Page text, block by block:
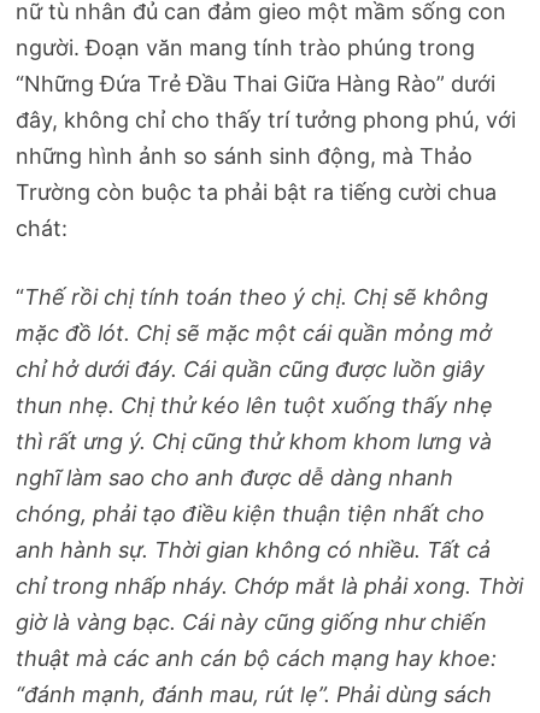
nữ tù nhân đủ can đảm gieo một mầm sống con
người. Đoạn văn mang tính trào phúng trong
“Những Đứa Trẻ Đầu Thai Giữa Hàng Rào” dưới
đây, không chỉ cho thấy trí tưởng phong phú, với
những hình ảnh so sánh sinh động, mà Thảo
Trường còn buộc ta phải bật ra tiếng cười chua
chát:
“Thế rồi chị tính toán theo ý chị. Chị sẽ không
mặc đồ lót. Chị sẽ mặc một cái quần mỏng mở
chỉ hở dưới đáy. Cái quần cũng được luồn giây
thun nhẹ. Chị thử kéo lên tuột xuống thấy nhẹ
thì rất ưng ý. Chị cũng thử khom khom lưng và
nghĩ làm sao cho anh được dễ dàng nhanh
chóng, phải tạo điều kiện thuận tiện nhất cho
anh hành sự. Thời gian không có nhiều. Tất cả
chỉ trong nhấp nháy. Chớp mắt là phải xong. Thời
giờ là vàng bạc. Cái này cũng giống như chiến
thuật mà các anh cán bộ cách mạng hay khoe:
“đánh mạnh, đánh mau, rút lẹ”. Phải dùng sách